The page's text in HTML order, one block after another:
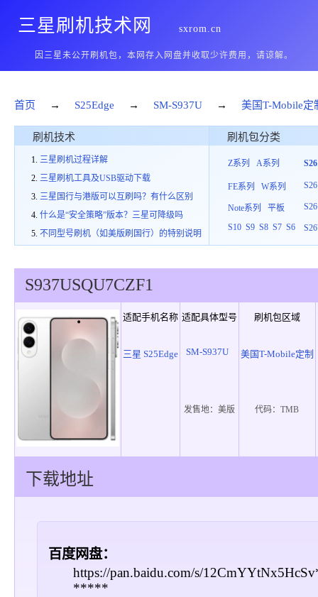
三星刷机技术网 sxrom.cn
因三星未公开刷机包，本网存入网盘并收取少许费用，请谅解。
首页 → S25Edge → SM-S937U → 美国T-Mobile定
刷机技术
三星刷机过程详解
三星刷机工具及USB驱动下载
三星国行与港版可以互刷吗？有什么区别
什么是“安全策略”版本？三星可降级吗
不同型号刷机（如美版刷国行）的特别说明
刷机包分类
Z系列 A系列
FE系列 W系列
Note系列
平板
S10 S9 S8 S7 S6
S26
S937USQU7CZF1
适配手机名称 适配具体型号 刷机包区域
三星 S25Edge SM-S937U 美国T-Mobile定制
发售地： 美版 代码：TMB
下载地址
百度网盘：
https://pan.baidu.com/s/
*****